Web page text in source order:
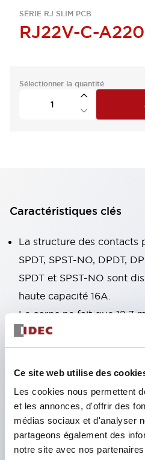
Ce site web utilise des
Les cookies nous permettent
et les annonces, d'offrir des
médias sociaux et d'analyser
partageons également des
notre site avec nos
SÉRIE RJ SLIM PCB
RJ22V-C-A220
Sélectionner la quantité
Caractéristiques clés
La structure des contacts
SPDT, SPST-NO, DPDT,
SPDT et SPST-NO sont
haute capacité 16A.
Le corps ne fait que 12,7
compacte, courant
RJ1V (monopolaire) :
8A
La structure de libération
d'IDEC garantit une
Durabilité électrique : plus
(charge AC) Durabilité